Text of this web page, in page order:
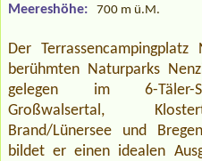
Meereshöhe:
700 m ü.M.
Der
berühmten Naturparks
gelegen im 6-Täler-
Großwalsertal,
Brand/Lünersee und
bildet er einen idealen